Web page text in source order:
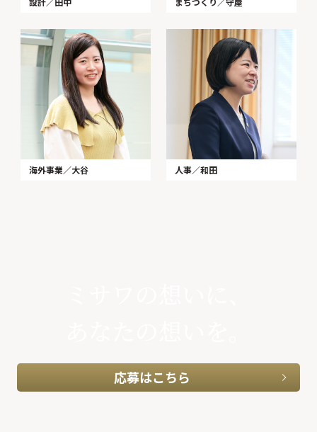
海外事業／大谷 人事／和田
応募はこちら